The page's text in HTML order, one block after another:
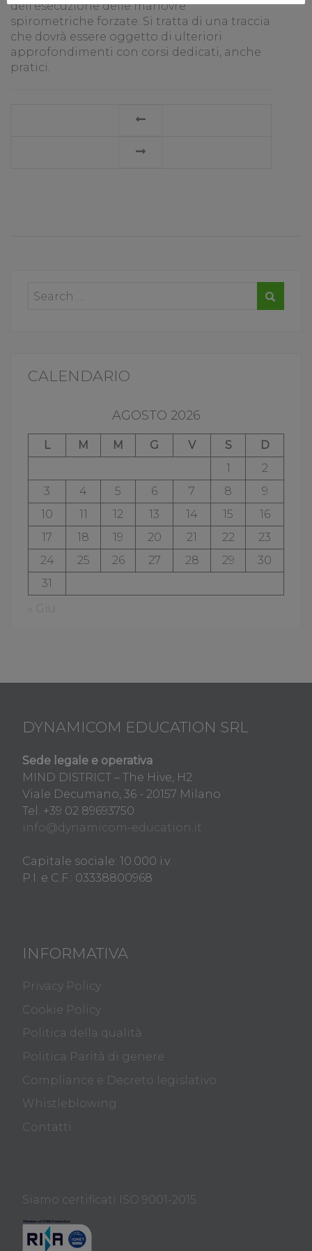
dell’esecuzione delle manovre
spirometriche forzate. Si tratta di una traccia
che dovrà essere oggetto di ulteriori
approfondimenti con corsi dedicati, anche
pratici.
CALENDARIO
AGOSTO 2026
L M M G V S
D
1
2
3
4 5 6 7 8
9
10
11 12 13 14 15
16
17
18 19 20 21 22
23
24
25 26 27 28 29
30
31
« Giu
DYNAMICOM EDUCATION SRL
Sede legale e operativa
MIND DISTRICT – The Hive, H2
Viale Decumano, 36 - 20157 Milano
Tel. +39 02 89693750
info@dynamicom-education.it
Capitale sociale: 10.000 i.v.
P.I. e C.F.: 03338800968
INFORMATIVA
Privacy Policy
Cookie Policy
Politica della qualità
Politica Parità di genere
Compliance e Decreto legislativo
Whistleblowing
Contatti
Siamo certificati ISO 9001-2015